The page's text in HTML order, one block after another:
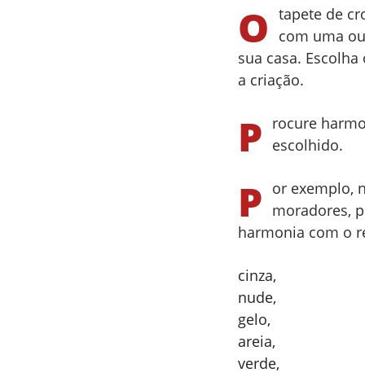
O tapete de
com uma
sua casa.
a criação.
P rocure
escolhido.
P or exemplo,
moradores,
harmonia com o
cinza,
nude,
gelo,
areia,
verde,